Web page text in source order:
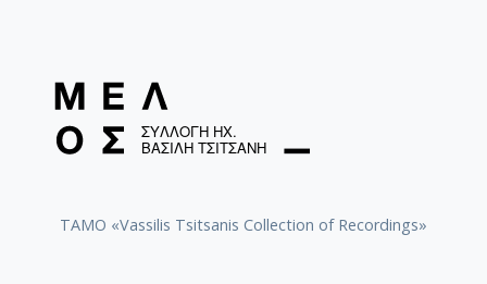
TAMO «Vassilis Tsitsanis Collection of Recordings»